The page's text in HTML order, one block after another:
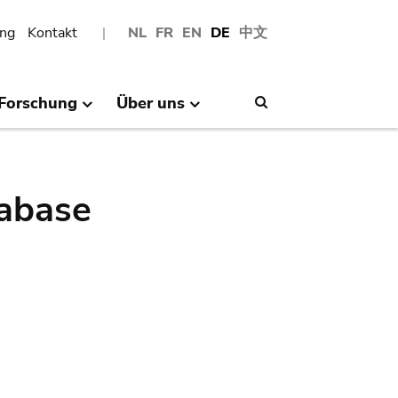
NL FR EN DE 中文
Kontakt
Über uns